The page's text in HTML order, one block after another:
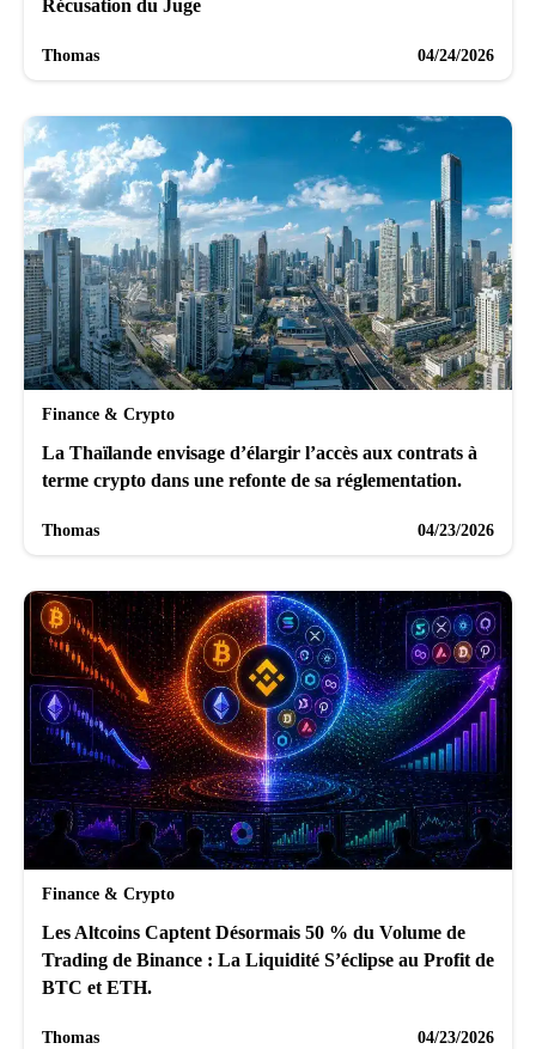
Récusation du Juge
Thomas 04/24/2026
Finance & Crypto
La Thaïlande envisage d’élargir l’accès aux contrats à
terme crypto dans une refonte de sa réglementation.
Thomas 04/23/2026
Finance & Crypto
Les Altcoins Captent Désormais 50 % du Volume de
Trading de Binance : La Liquidité S’éclipse au Profit de
BTC et ETH.
Thomas 04/23/2026